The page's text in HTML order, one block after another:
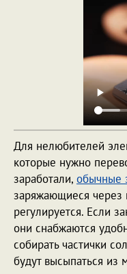
Для нелюбителей
которые нужно
заработали, обычные
заряжающиеся через
регулируется. Если
они снабжаются
собирать частички
будут высыпаться из